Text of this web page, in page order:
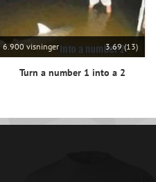
6.900 visninger 3.69 (13)
Turn a number 1 into a 2